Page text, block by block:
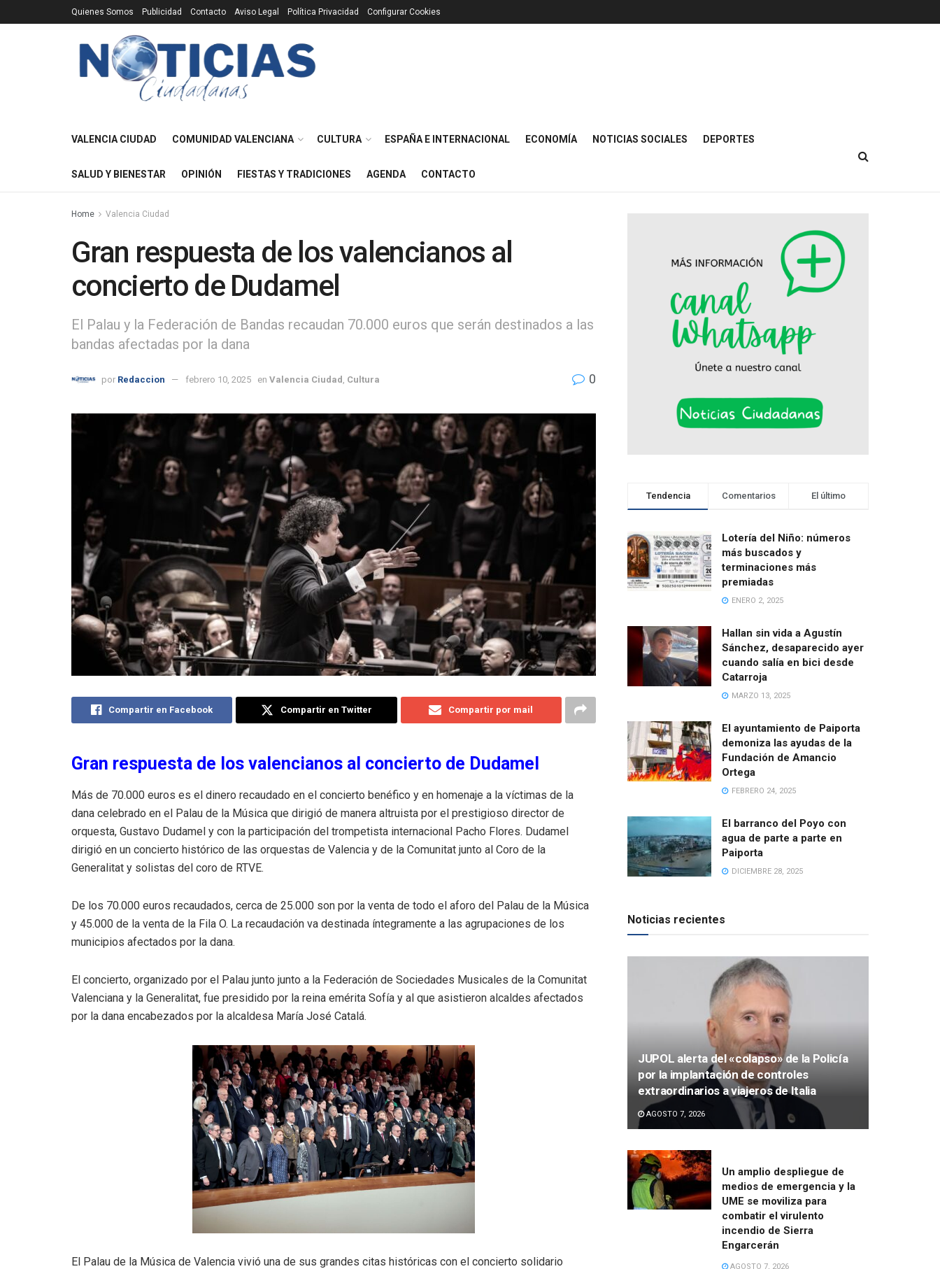
Quienes Somos Publicidad Contacto Aviso Legal Política Privacidad Configurar Cookies
VALENCIA CIUDAD COMUNIDAD VALENCIANA CULTURA ESPAÑA E INTERNACIONAL ECONOMÍA NOTICIAS SOCIALES DEPORTES
SALUD Y BIENESTAR OPINIÓN FIESTAS Y TRADICIONES AGENDA CONTACTO
Home Valencia Ciudad
Gran respuesta de los valencianos al
concierto de Dudamel
El Palau y la Federación de Bandas recaudan 70.000 euros que serán destinados a las
bandas afectadas por la dana
por Redaccion febrero 10, 2025 en Valencia Ciudad Cultura 0
Compartir en Facebook Compartir en Twitter Compartir por mail
Gran respuesta de los valencianos al concierto de Dudamel
Más de 70.000 euros es el dinero recaudado en el concierto benéfico y en homenaje a la víctimas de la
dana celebrado en el Palau de la Música que dirigió de manera altruista por el prestigioso director de
orquesta, Gustavo Dudamel y con la participación del trompetista internacional Pacho Flores. Dudamel
dirigió en un concierto histórico de las orquestas de Valencia y de la Comunitat junto al Coro de la
Generalitat y solistas del coro de RTVE.
De los 70.000 euros recaudados, cerca de 25.000 son por la venta de todo el aforo del Palau de la Música
y 45.000 de la venta de la Fila O. La recaudación va destinada íntegramente a las agrupaciones de los
municipios afectados por la dana.
El concierto, organizado por el Palau junto junto a la Federación de Sociedades Musicales de la Comunitat
Valenciana y la Generalitat, fue presidido por la reina emérita Sofía y al que asistieron alcaldes afectados
por la dana encabezados por la alcaldesa María José Catalá.
El Palau de la Música de Valencia vivió una de sus grandes citas históricas con el concierto solidario
Tendencia Comentarios El último
Lotería del Niño: números
más buscados y
terminaciones más
premiadas
ENERO 2, 2025
Hallan sin vida a Agustín
Sánchez, desaparecido ayer
cuando salía en bici desde
Catarroja
MARZO 13, 2025
El ayuntamiento de Paiporta
demoniza las ayudas de la
Fundación de Amancio
Ortega
FEBRERO 24, 2025
El barranco del Poyo con
agua de parte a parte en
Paiporta
DICIEMBRE 28, 2025
Noticias recientes
JUPOL alerta del «colapso» de la Policía
por la implantación de controles
extraordinarios a viajeros de Italia
AGOSTO 7, 2026
Un amplio despliegue de
medios de emergencia y la
UME se moviliza para
combatir el virulento
incendio de Sierra
Engarcerán
AGOSTO 7, 2026